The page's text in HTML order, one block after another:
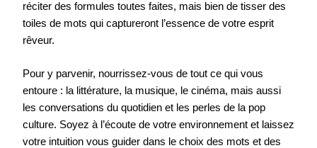
réciter des formules toutes faites, mais bien de tisser des
toiles de mots qui captureront l’essence de votre esprit
rêveur.
Pour y parvenir, nourrissez-vous de tout ce qui vous
entoure : la littérature, la musique, le cinéma, mais aussi
les conversations du quotidien et les perles de la pop
culture. Soyez à l’écoute de votre environnement et laissez
votre intuition vous guider dans le choix des mots et des